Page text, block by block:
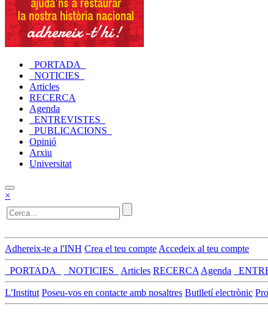
_PORTADA_
_NOTICIES_
Articles
RECERCA
Agenda
_ENTREVISTES_
_PUBLICACIONS_
Opinió
Arxiu
Universitat
×
Adhereix-te a l'INH Crea el teu compte Accedeix al teu compte
_PORTADA_ _NOTICIES_ Articles RECERCA Agenda
L'Institut Poseu-vos en contacte amb nosaltres Butlletí electrònic